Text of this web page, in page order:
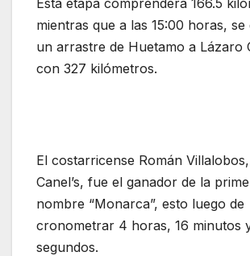
mientras que a las 15:00 horas,
un arrastre de Huetamo a Lázaro
con 327 kilómetros.
El costarricense Román
Canel’s, fue el ganador de la
nombre “Monarca”, esto luego de
cronometrar 4 horas, 16 minutos
segundos.